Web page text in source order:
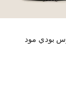
بودي مود